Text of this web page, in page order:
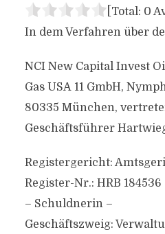
[Total: 0
In dem Verfahren über
NCI New Capital Invest
Gas USA 11 GmbH,
80335 München,
Geschäftsführer
Registergericht:
Register-Nr.: HRB 184536
– Schuldnerin –
Geschäftszweig: